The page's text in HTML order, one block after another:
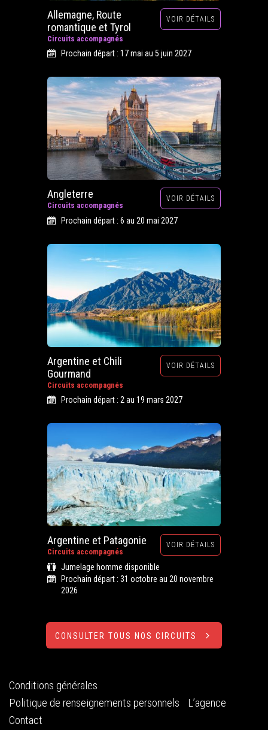
Allemagne, Route
romantique et Tyrol
Circuits accompagnés
VOIR DÉTAILS
Prochain départ : 17 mai au 5 juin 2027
Angleterre
Circuits accompagnés
VOIR DÉTAILS
Prochain départ : 6 au 20 mai 2027
Argentine et Chili
Gourmand
Circuits accompagnés
VOIR DÉTAILS
Prochain départ : 2 au 19 mars 2027
Argentine et Patagonie
Circuits accompagnés
VOIR DÉTAILS
Jumelage homme disponible
Prochain départ : 31 octobre au 20 novembre
2026
CONSULTER TOUS NOS CIRCUITS
Conditions générales
Politique de renseignements personnels
L’agence
Contact